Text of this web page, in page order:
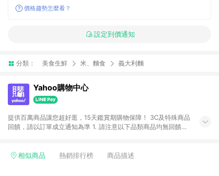
價格趨勢怎麼看？
設定到價通知
分類： 美食生鮮 米、麵食 義大利麵
Yahoo購物中心
提供百萬商品讓您超好逛，15天鑑賞期購物保障！ 3C及特殊商品
回饋，請以訂單成立通知為準 1. 請注意以下品類商品均無回饋：
電玩/遊戲/相機/單眼/鏡頭/拍立得 [2024/6/1起適用] -內接硬
相似商品 熱銷排行榜 商品描述